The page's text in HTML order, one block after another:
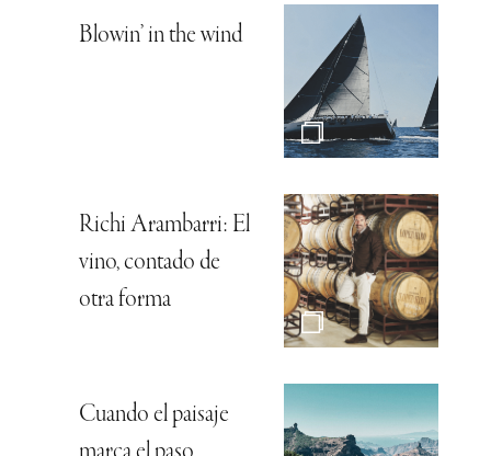
Blowin’ in the wind
Richi Arambarri: El
vino, contado de
otra forma
Cuando el paisaje